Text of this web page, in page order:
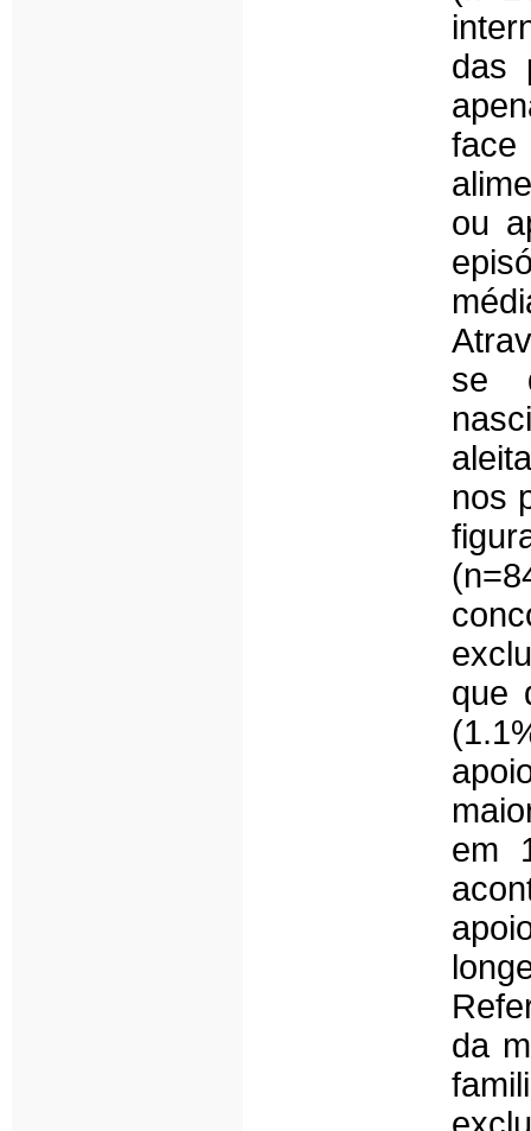
das
ou
se
nos
que
em
da